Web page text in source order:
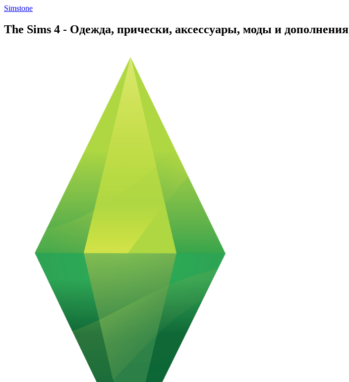
Simstone
The Sims 4 - Одежда, прически, аксессуары, моды и дополнения